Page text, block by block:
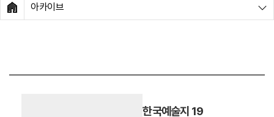
HOME
아카이브
한국예술지 19